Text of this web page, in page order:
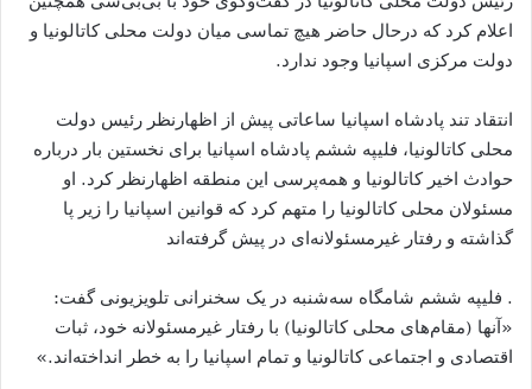
اعلام کرد که درحال حاضر هیچ تماسی میان دولت محلی کاتالونیا و
دولت مرکزی اسپانیا وجود ندارد.
انتقاد تند پادشاه اسپانیا ساعاتی پیش از اظهارنظر رئیس دولت
محلی کاتالونیا، فلیپه ششم پادشاه اسپانیا برای نخستین بار درباره
حوادث اخیر کاتالونیا و همه‌پرسی این منطقه اظهارنظر کرد. او
مسئولان محلی کاتالونیا را متهم کرد که قوانین اسپانیا را زیر پا
گذاشته و رفتار غیرمسئولانه‌ای در پیش گرفته‌ا‌ند
. فلیپه ششم شامگاه سه‌شنبه در یک سخنرانی تلویزیونی گفت:
«آنها (مقام‌های محلی کاتالونیا) با رفتار غیرمسئولانه خود، ثبات
اقتصادی و اجتماعی کاتالونیا و تمام اسپانیا را به خطر انداخته‌اند.»